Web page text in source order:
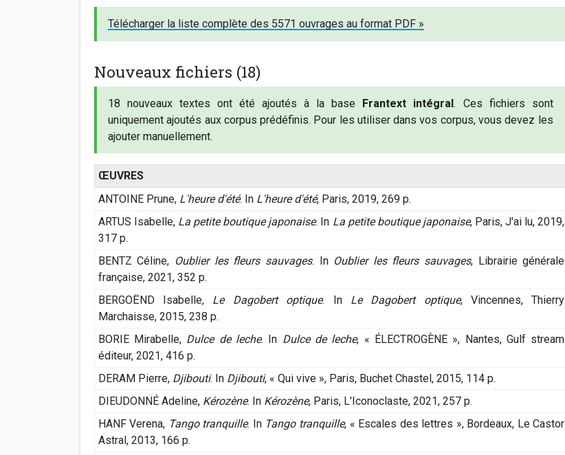
Télécharger la liste complète des 5571 ouvrages au format PDF »
Nouveaux fichiers (18)
18 nouveaux textes ont été ajoutés à la base Frantext intégral. Ces fichiers sont
uniquement ajoutés aux corpus prédéfinis. Pour les utiliser dans vos corpus, vous devez les
ajouter manuellement.
ŒUVRES
ANTOINE Prune, L'heure d'été. In L'heure d'été, Paris, 2019, 269 p.
ARTUS Isabelle, La petite boutique japonaise. In La petite boutique japonaise, Paris, J'ai lu, 2019,
317 p.
BENTZ Céline, Oublier les fleurs sauvages. In Oublier les fleurs sauvages, Librairie générale
française, 2021, 352 p.
BERGOËND Isabelle, Le Dagobert optique. In Le Dagobert optique, Vincennes, Thierry
Marchaisse, 2015, 238 p.
BORIE Mirabelle, Dulce de leche. In Dulce de leche, « ÉLECTROGÈNE », Nantes, Gulf stream
éditeur, 2021, 416 p.
DERAM Pierre, Djibouti. In Djibouti, « Qui vive », Paris, Buchet Chastel, 2015, 114 p.
DIEUDONNÉ Adeline, Kérozène. In Kérozène, Paris, L'Iconoclaste, 2021, 257 p.
HANF Verena, Tango tranquille. In Tango tranquille, « Escales des lettres », Bordeaux, Le Castor
Astral, 2013, 166 p.